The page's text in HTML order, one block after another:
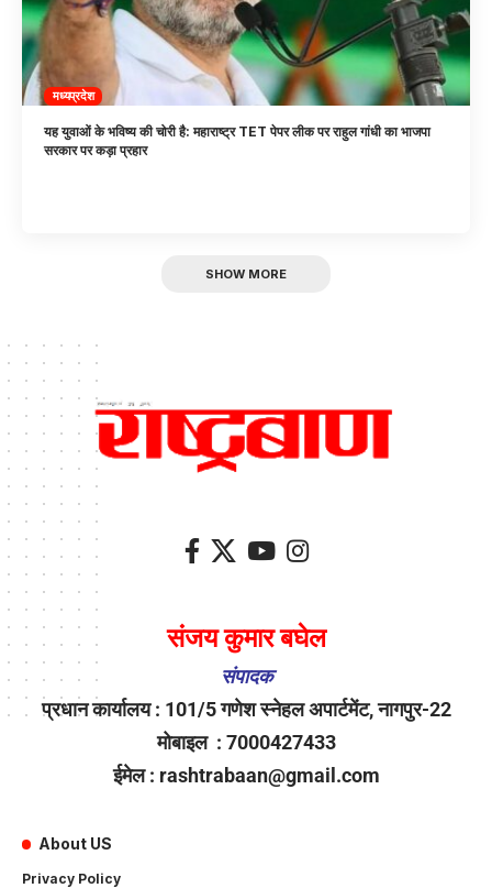
मध्यप्रदेश
यह युवाओं के भविष्य की चोरी है: महाराष्ट्र TET पेपर लीक पर राहुल गांधी का भाजपा
सरकार पर कड़ा प्रहार
SHOW MORE
संजय कुमार बघेल
संपादक
प्रधान कार्यालय : 101/5 गणेश स्नेहल अपार्टमेंट, नागपुर-22
मोबाइल : 7000427433
ईमेल : rashtrabaan@gmail.com
About US
Privacy Policy